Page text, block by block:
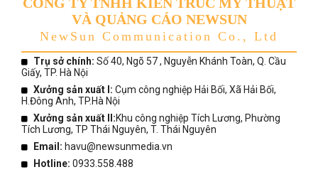
VÀ QUẢNG CÁO NEWSUN
NewSun Communication Co., Ltd
Trụ sở chính: Số 40, Ngõ 57 , Nguyễn Khánh Toàn, Q. Cầu
Giấy, TP. Hà Nội
Xưởng sản xuất I: Cụm công nghiệp Hải Bối, Xã Hải Bối,
H.Đông Anh, TP.Hà Nội
Xưởng sản xuất II:Khu công nghiệp Tích Lương, Phường
Tích Lương, TP Thái Nguyên, T. Thái Nguyên
Email: havu@newsunmedia.vn
Hotline: 0933.558.488